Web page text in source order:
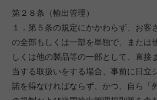
第２８条（輸出管理）
１．第５条の規定にかかわらず、お客
の全部もしくは一部を単独で、または
しくは他の製品等の一部として、直接
当する取扱いをする場合、事前に日立
諾を得なければならず、かつ、自ら「